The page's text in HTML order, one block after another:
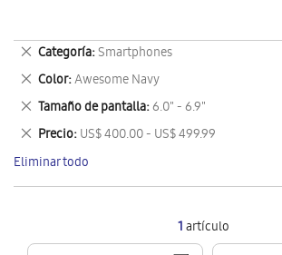
1artículo
Categoría Smartphones
Eliminar
este
artículo
Color Awesome Navy
Eliminar
este
artículo
Tamaño de pantalla 6.0" - 6.9"
Eliminar
este
artículo
Precio US$ 400.00 - US$ 499.99
Eliminar
este
artículo
Eliminar todo